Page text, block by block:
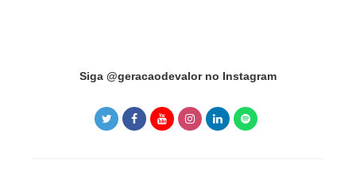
Instagram did not return a 200.
Siga @geracaodevalor no Instagram